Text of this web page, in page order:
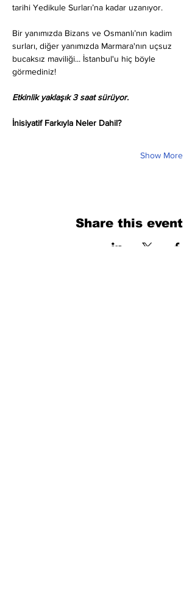
tarihi Yedikule Surları’na kadar uzanıyor.
Bir yanımızda Bizans ve Osmanlı’nın kadim
surları, diğer yanımızda Marmara'nın uçsuz
bucaksız maviliği... İstanbul'u hiç böyle
görmediniz!
Etkinlik yaklaşık 3 saat sürüyor.
İnisiyatif Farkıyla Neler Dahil?
Show More
Share this event